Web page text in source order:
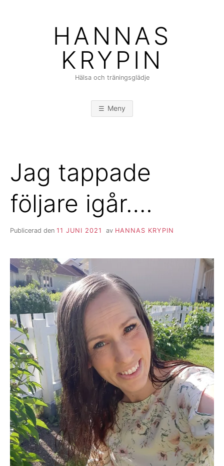
HANNAS
KRYPIN
Hälsa och träningsglädje
Meny
Jag tappade
följare igår….
Publicerad den 11 JUNI 2021 av HANNAS KRYPIN